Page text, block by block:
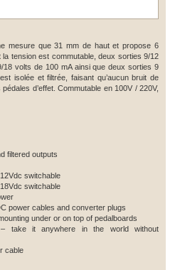
mesure que 31 mm de haut et propose 6
tension est commutable, deux sorties 9/12
volts de 100 mA ainsi que deux sorties 9
isolée et filtrée, faisant qu’aucun bruit de
d’effet. Commutable en 100V / 220V,
filtered outputs
switchable
switchable
power cables and converter plugs
under or on top of pedalboards
– take it anywhere in the world without
cable